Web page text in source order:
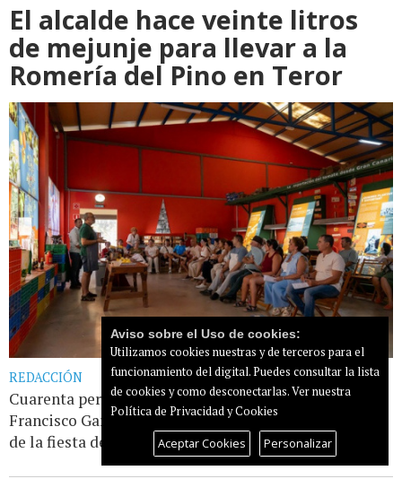
El alcalde hace veinte litros
de mejunje para llevar a la
Romería del Pino en Teror
REDACCIÓN
Cuarenta personas asisten al taller de mejunje donde
Francisco García explicó cómo hace la popular bebida
de la fiesta de Los LabradoresLeer más...
Aviso sobre el Uso de cookies:
Utilizamos cookies nuestras y de terceros para el
funcionamiento del digital. Puedes consultar la lista
de cookies y como desconectarlas.Ver nuestra
Política de Privacidad y Cookies
Aceptar Cookies Personalizar